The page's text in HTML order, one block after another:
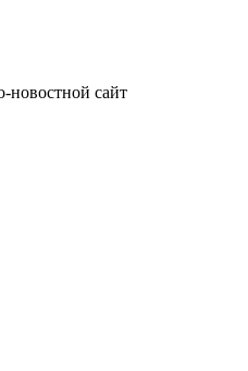
сайт